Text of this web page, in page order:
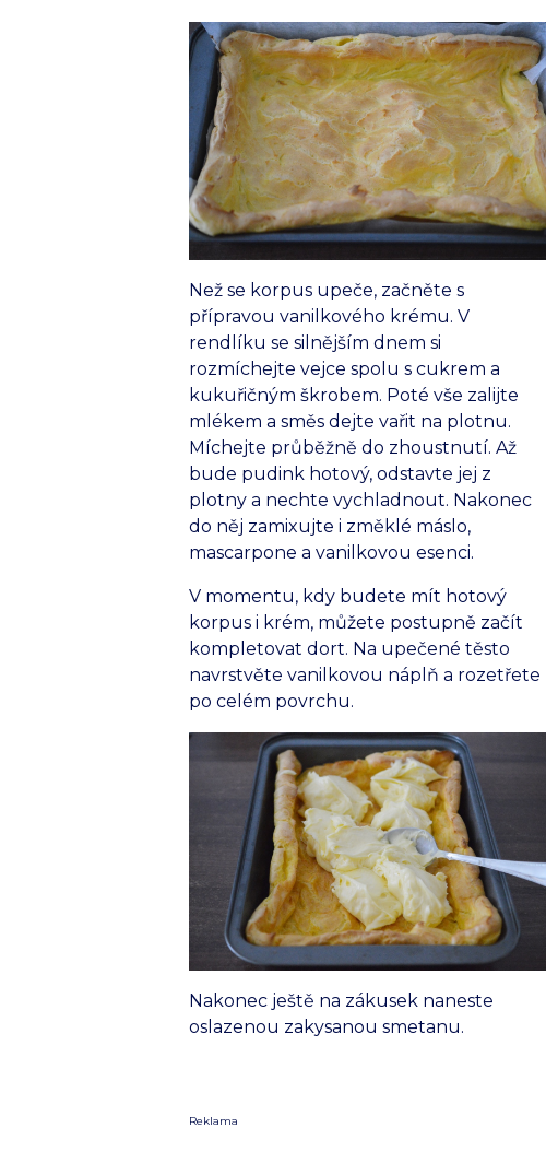
Než se korpus upeče, začněte s
přípravou vanilkového krému. V
rendlíku se silnějším dnem si
rozmíchejte vejce spolu s cukrem a
kukuřičným škrobem. Poté vše zalijte
mlékem a směs dejte vařit na plotnu.
Míchejte průběžně do zhoustnutí. Až
bude pudink hotový, odstavte jej z
plotny a nechte vychladnout. Nakonec
do něj zamixujte i změklé máslo,
mascarpone a vanilkovou esenci.
V momentu, kdy budete mít hotový
korpus i krém, můžete postupně začít
kompletovat dort. Na upečené těsto
navrstvěte vanilkovou náplň a rozetřete
po celém povrchu.
Nakonec ještě na zákusek naneste
oslazenou zakysanou smetanu.
Reklama